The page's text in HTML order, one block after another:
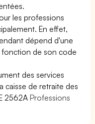
les professions
En effet,
dépend d'une
fonction de son code
des services
caisse de retraite des
2562AProfessions